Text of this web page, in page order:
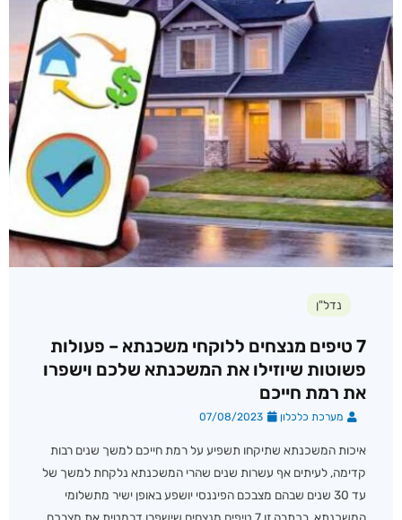
נדל"ן
7 טיפים מנצחים ללוקחי משכנתא – פעולות
פשוטות שיוזילו את המשכנתא שלכם וישפרו
את רמת חייכם
מערכת כלכלון
איכות המשכנתא שתיקחו תשפיע על רמת חייכם למשך שנים רבות
קדימה, לעיתים אף עשרות שנים שהרי המשכנתא נלקחת למשך של
עד 30 שנים שבהם מצבכם הפיננסי יושפע באופן ישיר מתשלומי